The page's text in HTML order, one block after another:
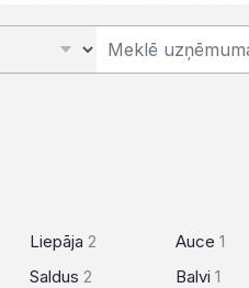
Liepāja 2
Saldus 2
Auce 1
Balvi 1